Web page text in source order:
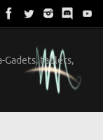
Gadets, tablets,